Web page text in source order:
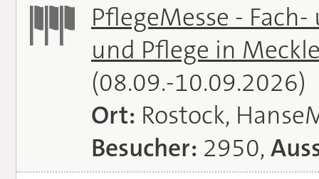
PflegeMesse -
und Pflege in
(08.09.-10.09.2026)
Ort: Rostock,
Besucher: 2950,